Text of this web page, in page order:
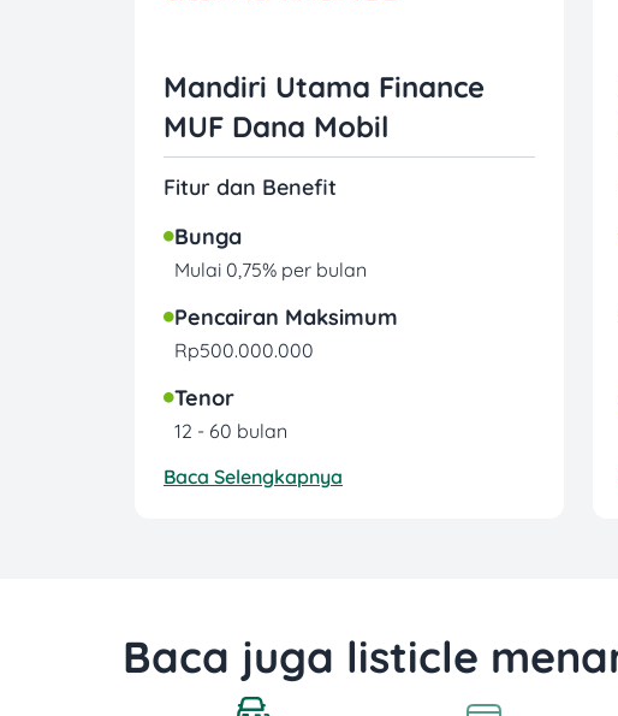
Mandiri Utama Finance
MUF Dana Mobil
Fitur dan Benefit
Bunga
Mulai 0,75% per bulan
Pencairan Maksimum
Rp500.000.000
Tenor
12 - 60 bulan
Baca Selengkapnya
Baca juga listicle